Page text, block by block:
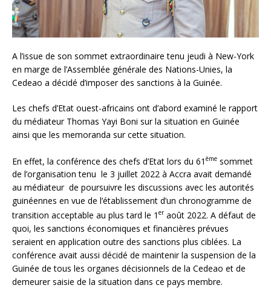
A l’issue de son sommet extraordinaire tenu jeudi à New-York
en marge de l’Assemblée générale des Nations-Unies, la
Cedeao a décidé d’imposer des sanctions à la Guinée.
Les chefs d’Etat ouest-africains ont d’abord examiné le rapport
du médiateur Thomas Yayi Boni sur la situation en Guinée
ainsi que les memoranda sur cette situation.
En effet, la conférence des chefs d’Etat lors du 61 ème sommet
de l’organisation tenu le 3 juillet 2022 à Accra avait demandé
au médiateur de poursuivre les discussions avec les autorités
guinéennes en vue de l’établissement d’un chronogramme de
transition acceptable au plus tard le 1 eraoût 2022. A défaut de
quoi, les sanctions économiques et financières prévues
seraient en application outre des sanctions plus ciblées. La
conférence avait aussi décidé de maintenir la suspension de la
Guinée de tous les organes décisionnels de la Cedeao et de
demeurer saisie de la situation dans ce pays membre.